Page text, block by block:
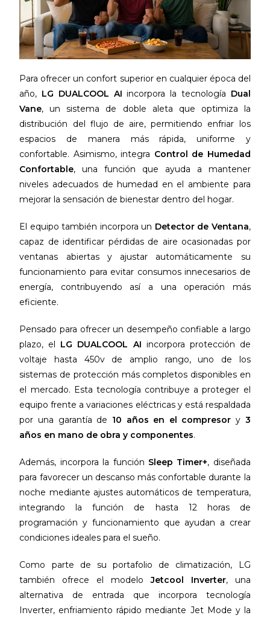
Para ofrecer un confort superior en cualquier época del
año, LG DUALCOOL AI incorpora la tecnología Dual
Vane, un sistema de doble aleta que optimiza la
distribución del flujo de aire, permitiendo enfriar los
espacios de manera más rápida, uniforme y
confortable. Asimismo, integra Control de Humedad
Confortable, una función que ayuda a mantener
niveles adecuados de humedad en el ambiente para
mejorar la sensación de bienestar dentro del hogar.
El equipo también incorpora un Detector de Ventana,
capaz de identificar pérdidas de aire ocasionadas por
ventanas abiertas y ajustar automáticamente su
funcionamiento para evitar consumos innecesarios de
energía, contribuyendo así a una operación más
eficiente.
Pensado para ofrecer un desempeño confiable a largo
plazo, el LG DUALCOOL AI incorpora protección de
voltaje hasta 450v de amplio rango, uno de los
sistemas de protección más completos disponibles en
el mercado. Esta tecnología contribuye a proteger el
equipo frente a variaciones eléctricas y está respaldada
por una garantía de 10 años en el compresor y 3
años en mano de obra y componentes.
Además, incorpora la función Sleep Timer+, diseñada
para favorecer un descanso más confortable durante la
noche mediante ajustes automáticos de temperatura,
integrando la función de hasta 12 horas de
programación y funcionamiento que ayudan a crear
condiciones ideales para el sueño.
Como parte de su portafolio de climatización, LG
también ofrece el modeloJetcool Inverter, una
alternativa de entrada que incorpora tecnología
Inverter, enfriamiento rápido mediante Jet Mode y la